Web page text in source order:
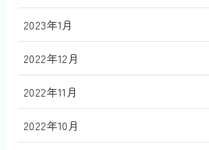
2023年1月
2022年12月
2022年11月
2022年10月